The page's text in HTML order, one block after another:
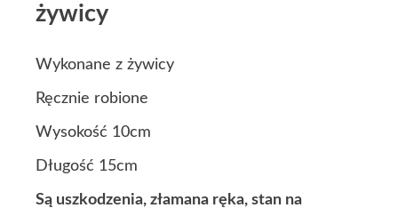
żywicy
Wykonane z żywicy
Ręcznie robione
Wysokość 10cm
Długość 15cm
Są uszkodzenia, złamana ręka, stan na